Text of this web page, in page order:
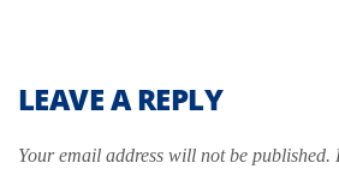
LEAVE A REPLY
Your email address will not be published.